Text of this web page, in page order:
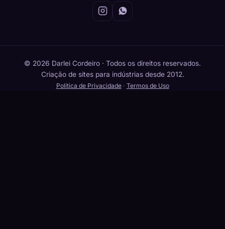
© 2026 Darlei Cordeiro · Todos os direitos reservados.
Criação de sites para indústrias desde 2012.
Política de Privacidade· Termos de Uso